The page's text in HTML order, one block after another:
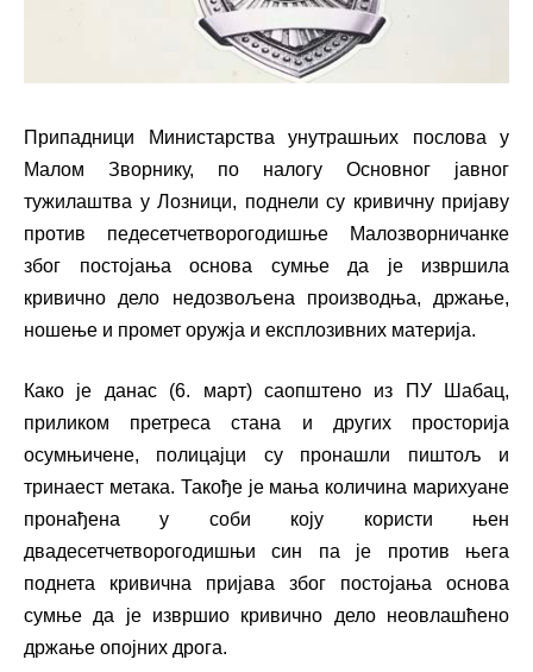
Припадници Министарства унутрашњих послова у
Малом Зворнику, по налогу Основног јавног
тужилаштва у Лозници, поднели су кривичну пријаву
против педесетчетворогодишње Малозворничанке
због постојања основа сумње да је извршила
кривично дело недозвољена производња, држање,
ношење и промет оружја и експлозивних материја.
Како је данас (6. март) саопштено из ПУ Шабац,
приликом претреса стана и других просторија
осумњичене, полицајци су пронашли пиштољ и
тринаест метака. Такође је мања количина марихуане
пронађена у соби коју користи њен
двадесетчетворогодишњи син па је против њега
поднета кривична пријава због постојања основа
сумње да је извршио кривично дело неовлашћено
држање опојних дрога.